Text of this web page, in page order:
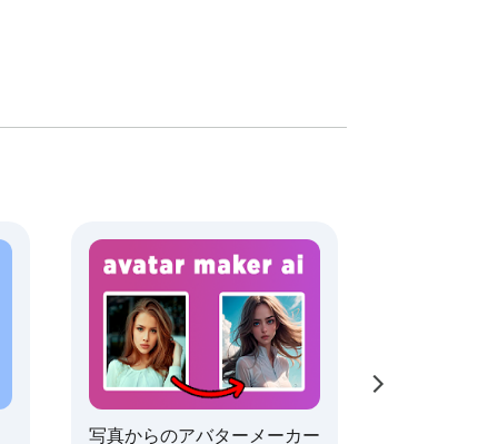
ンツクリエイター、あるいはオンライン
の究極のツールです。
り上げましょう。今すぐ拡張機能をダウ
写真からのアバターメーカー